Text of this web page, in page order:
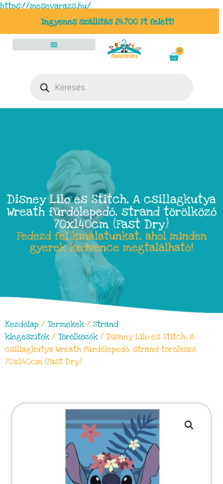
https://mesevarazs.hu/
Ingyenes szállítás 24.700 Ft felett!
0
Disney Lilo és Stitch, A csillagkutya
Wreath fürdőlepedő, strand törölköző
70x140cm (Fast Dry)
Fedezd fel kínálatunkat, ahol minden
gyerek kedvence megtalálható!
Kezdőlap / Termékek / Strand
kiegészítők / Törölközők / Disney Lilo és Stitch, A
csillagkutya Wreath fürdőlepedő, strand törölköző
70x140cm (Fast Dry)